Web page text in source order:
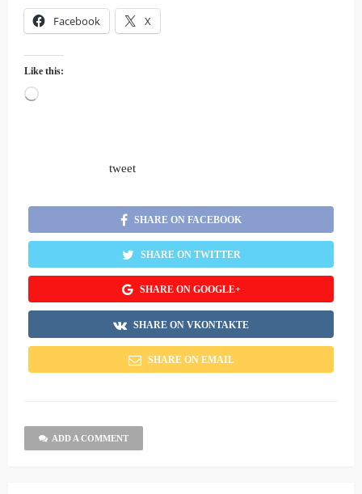
Facebook X
Like this:
Loading…
tweet
SHARE ON FACEBOOK
SHARE ON TWITTER
SHARE ON GOOGLE+
SHARE ON VKONTAKTE
SHARE ON EMAIL
ADD A COMMENT